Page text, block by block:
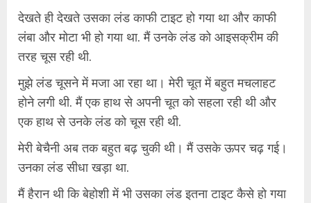
देखते ही देखते उसका लंड काफी टाइट हो गया था और काफी
लंबा और मोटा भी हो गया था. मैं उनके लंड को आइसक्रीम की
तरह चूस रही थी.
मुझे लंड चूसने में मजा आ रहा था। मेरी चूत में बहुत मचलाहट
होने लगी थी. मैं एक हाथ से अपनी चूत को सहला रही थी और
एक हाथ से उनके लंड को चूस रही थी.
मेरी बेचैनी अब तक बहुत बढ़ चुकी थी। मैं उसके ऊपर चढ़ गई।
उनका लंड सीधा खड़ा था.
मैं हैरान थी कि बेहोशी में भी उसका लंड इतना टाइट कैसे हो गया